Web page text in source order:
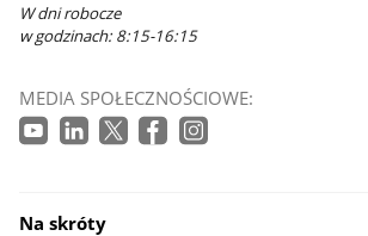
W dni robocze
w godzinach: 8:15-16:15
MEDIA SPOŁECZNOŚCIOWE:
Na skróty